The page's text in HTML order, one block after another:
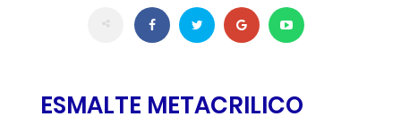
ESMALTE METACRILICO